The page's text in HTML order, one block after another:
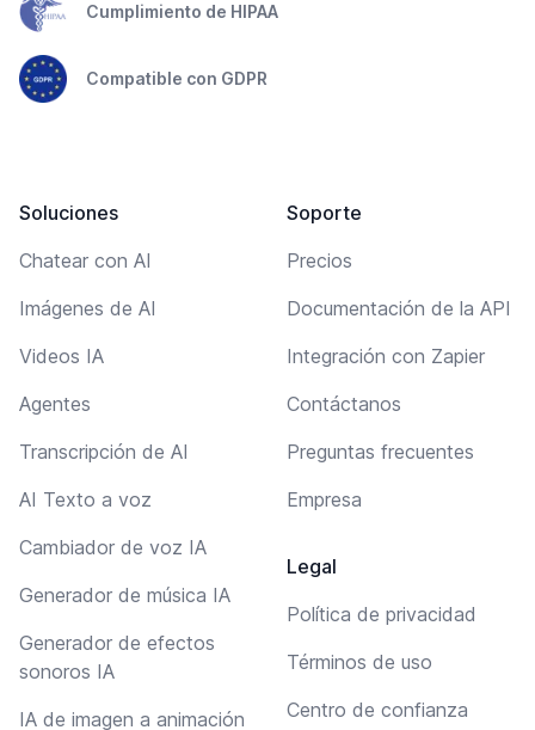
Cumplimiento de HIPAA
Compatible con GDPR
Soluciones
Chatear con AI
Imágenes de AI
Videos IA
Agentes
Transcripción de AI
AI Texto a voz
Cambiador de voz IA
Generador de música IA
Generador de efectos
sonoros IA
IA de imagen a animación
Soporte
Precios
Documentación de la API
Integración con Zapier
Contáctanos
Preguntas frecuentes
Empresa
Legal
Política de privacidad
Términos de uso
Centro de confianza